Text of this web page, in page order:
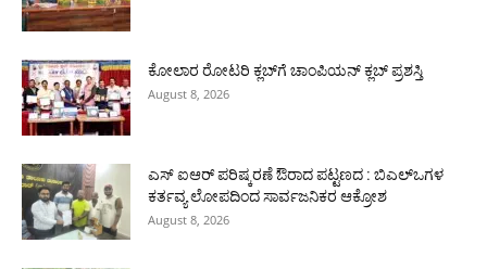
ಕೋಲಾರ ರೋಟರಿ ಕ್ಲಬ್‌ಗೆ ಚಾಂಪಿಯನ್ ಕ್ಲಬ್ ಪ್ರಶಸ್ತಿ
August 8, 2026
ಎಸ್ ಐಆರ್ ಪರಿಷ್ಕರಣೆ ಔರಾದ ಪಟ್ಟಣದ : ಬಿಎಲ್‌ಒಗಳ
ಕರ್ತವ್ಯ ಲೋಪದಿಂದ ಸಾರ್ವಜನಿಕರ ಆಕ್ರೋಶ
August 8, 2026